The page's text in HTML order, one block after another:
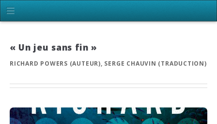
« Un jeu sans fin »
RICHARD POWERS (AUTEUR), SERGE CHAUVIN (TRADUCTION)